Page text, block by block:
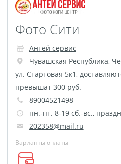
Номер на коляску
Конверты
Флаги
Футляр для CD/DVD
Зеркала
Фотокамни
Фотооткрытка
Грамоты и дипломы
Прикольные принты
Фотокристаллы
Фото Сити
Антей сервис
Чувашская Республика,
ул. Стартовая 5к1,
превышат 300 руб.
89004521498
пн.-пт. 8-19 сб.-вс.,
202358@mail.ru
Варианты оплаты